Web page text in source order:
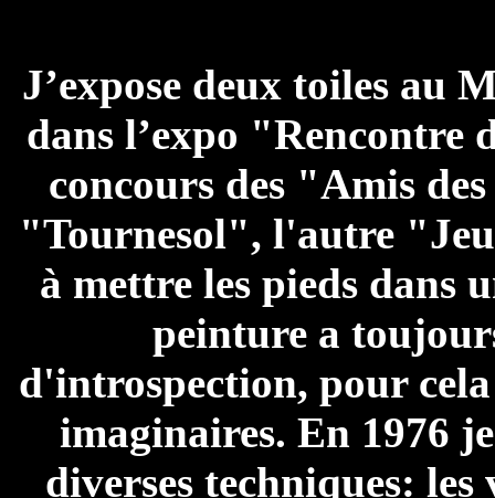
J’expose deux toiles au
dans l’expo "Rencontre
concours des "Amis
"Tournesol", l'autre
à mettre les pieds dans
peinture a
d'introspection, pour
imaginaires. En 1976
diverses techniques: